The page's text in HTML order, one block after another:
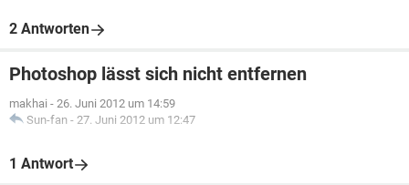
2 Antworten
Photoshop lässt sich nicht entfernen
makhai - 26. Juni 2012 um 14:59
Sun-fan - 27. Juni 2012 um 12:47
1 Antwort